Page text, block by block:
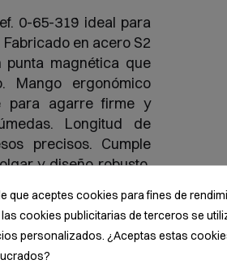
0-65-319 ideal para
en acero S2
magnética que
Mango ergonómico
para agarre firme y
Longitud de
precisos. Cumple
y diseño robusto.
reparaciones en
óptimo sin dañar
Máxima
que aceptes cookies para fines de
cookies publicitarias de terceros se
personalizados. ¿Aceptas estas